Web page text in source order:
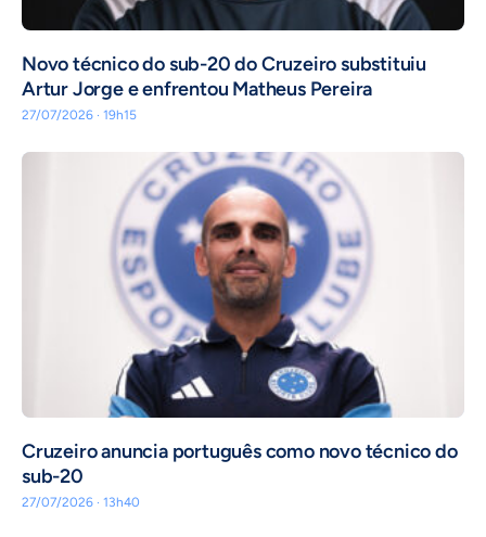
Novo técnico do sub-20 do Cruzeiro substituiu
Artur Jorge e enfrentou Matheus Pereira
27/07/2026 · 19h15
Cruzeiro anuncia português como novo técnico do
sub-20
27/07/2026 · 13h40